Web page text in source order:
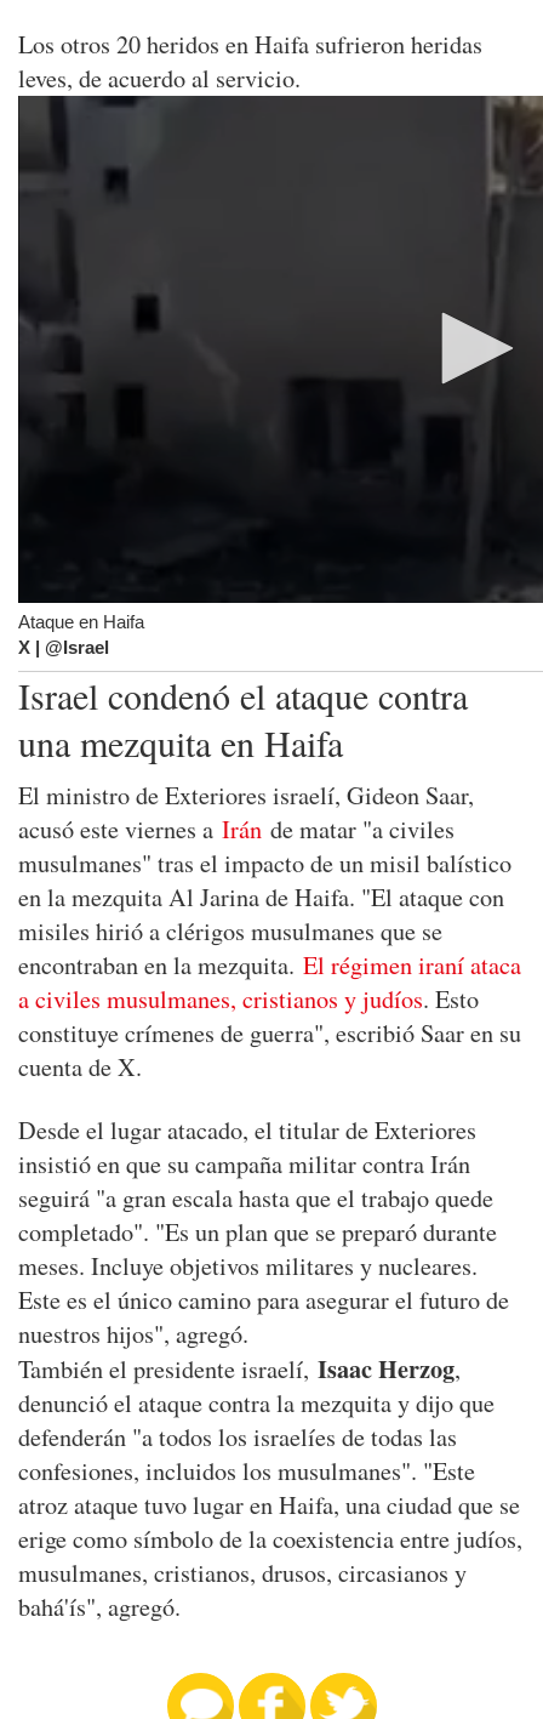
Los otros 20 heridos en Haifa sufrieron heridas
leves, de acuerdo al servicio.
Ataque en Haifa
X | @Israel
Israel condenó el ataque contra
una mezquita en Haifa
El ministro de Exteriores israelí, Gideon Saar,
acusó este viernes a Irán de matar "a civiles
musulmanes" tras el impacto de un misil balístico
en la mezquita Al Jarina de Haifa. "El ataque con
misiles hirió a clérigos musulmanes que se
encontraban en la mezquita. El régimen iraní ataca
a civiles musulmanes, cristianos y judíos. Esto
constituye crímenes de guerra", escribió Saar en su
cuenta de X.
Desde el lugar atacado, el titular de Exteriores
insistió en que su campaña militar contra Irán
seguirá "a gran escala hasta que el trabajo quede
completado". "Es un plan que se preparó durante
meses. Incluye objetivos militares y nucleares.
Este es el único camino para asegurar el futuro de
nuestros hijos", agregó.
También el presidente israelí, Isaac Herzog,
denunció el ataque contra la mezquita y dijo que
defenderán "a todos los israelíes de todas las
confesiones, incluidos los musulmanes". "Este
atroz ataque tuvo lugar en Haifa, una ciudad que se
erige como símbolo de la coexistencia entre judíos,
musulmanes, cristianos, drusos, circasianos y
bahá'ís", agregó.